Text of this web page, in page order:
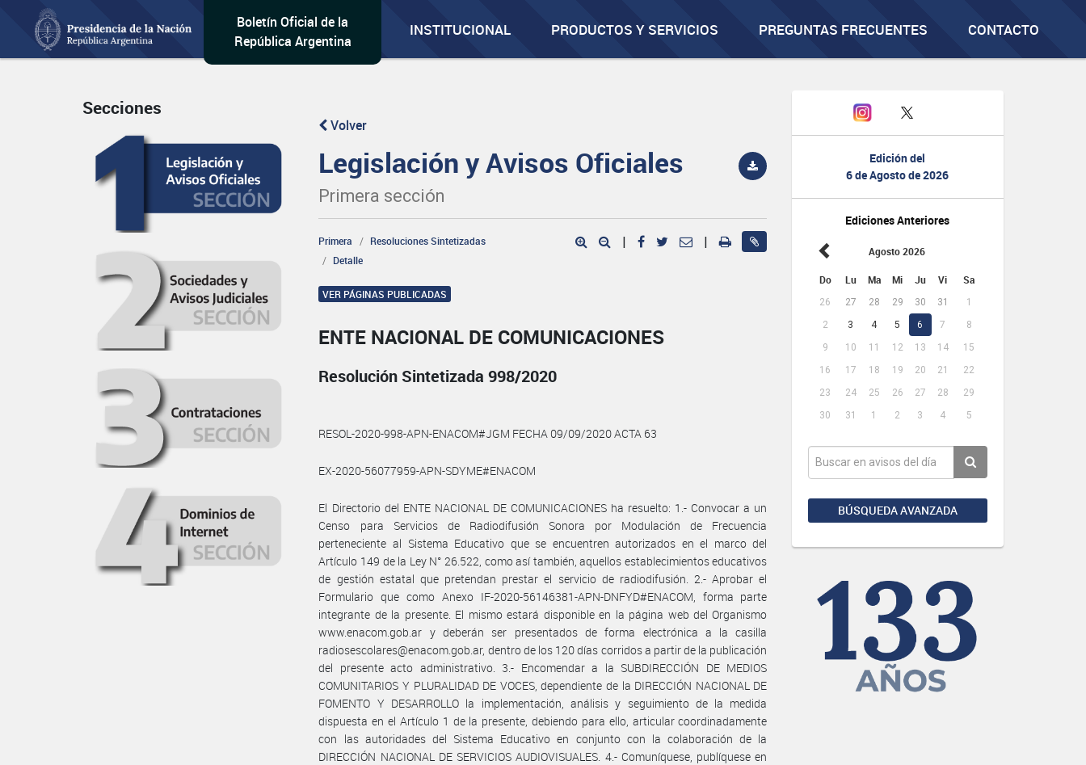
Boletín Oficial de la
República Argentina
INSTITUCIONAL PRODUCTOS Y SERVICIOS PREGUNTAS FRECUENTES CONTACTO
Edición del
6 de Agosto de 2026
Ediciones Anteriores
Agosto 2026
Do Lu Ma Mi Ju Vi Sa
26 27 28 29 30 31
1
2
3 4 5 6 7
8
9
10 11 12 13 14
15
16
17 18 19 20 21
22
23
24 25 26 27 28
29
30
31 1 2 3 4 5
BÚSQUEDA AVANZADA
Secciones
Volver
Legislación y Avisos Oficiales
Primera sección
Primera
Resoluciones Sintetizadas
Detalle
| |
VER PÁGINAS PUBLICADAS
ENTE NACIONAL DE COMUNICACIONES
Resolución Sintetizada 998/2020
RESOL-2020-998-APN-ENACOM#JGM FECHA 09/09/2020 ACTA 63
EX-2020-56077959-APN-SDYME#ENACOM
El Directorio del ENTE NACIONAL DE COMUNICACIONES ha resuelto: 1.- Convocar a un
Censo para Servicios de Radiodifusión Sonora por Modulación de Frecuencia
perteneciente al Sistema Educativo que se encuentren autorizados en el marco del
Artículo 149 de la Ley N° 26.522, como así también, aquellos establecimientos educativos
de gestión estatal que pretendan prestar el servicio de radiodifusión. 2.- Aprobar el
Formulario que como Anexo IF-2020-56146381-APN-DNFYD#ENACOM, forma parte
integrante de la presente. El mismo estará disponible en la página web del Organismo
www.enacom.gob.ar y deberán ser presentados de forma electrónica a la casilla
radiosescolares@enacom.gob.ar, dentro de los 120 días corridos a partir de la publicación
del presente acto administrativo. 3.- Encomendar a la SUBDIRECCIÓN DE MEDIOS
COMUNITARIOS Y PLURALIDAD DE VOCES, dependiente de la DIRECCIÓN NACIONAL DE
FOMENTO Y DESARROLLO la implementación, análisis y seguimiento de la medida
dispuesta en el Artículo 1 de la presente, debiendo para ello, articular coordinadamente
con las autoridades del Sistema Educativo en conjunto con la colaboración de la
DIRECCIÓN NACIONAL DE SERVICIOS AUDIOVISUALES. 4.- Comuníquese, publíquese en